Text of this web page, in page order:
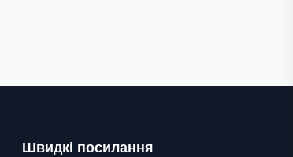
Швидкі посилання